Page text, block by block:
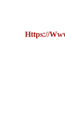
Https://